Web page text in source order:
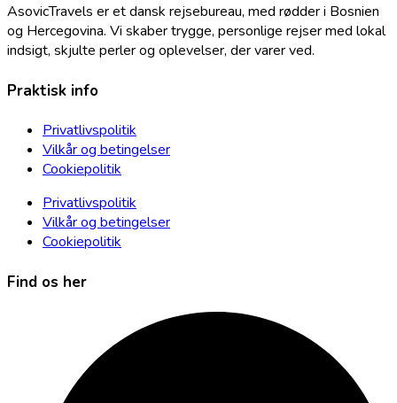
AsovicTravels er et dansk rejsebureau, med rødder i Bosnien
og Hercegovina. Vi skaber trygge, personlige rejser med lokal
indsigt, skjulte perler og oplevelser, der varer ved.
Praktisk info
Privatlivspolitik
Vilkår og betingelser
Cookiepolitik
Privatlivspolitik
Vilkår og betingelser
Cookiepolitik
Find os her